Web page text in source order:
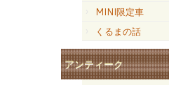
MINI限定車
くるまの話
アンティーク